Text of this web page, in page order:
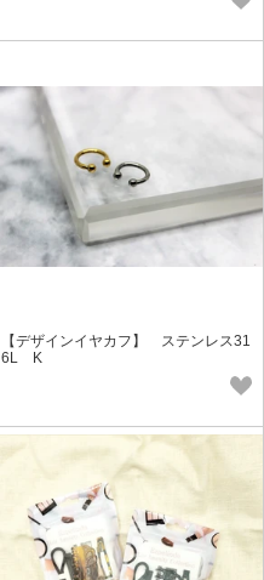
【デザインイヤカフ】 ステンレス31
6L K